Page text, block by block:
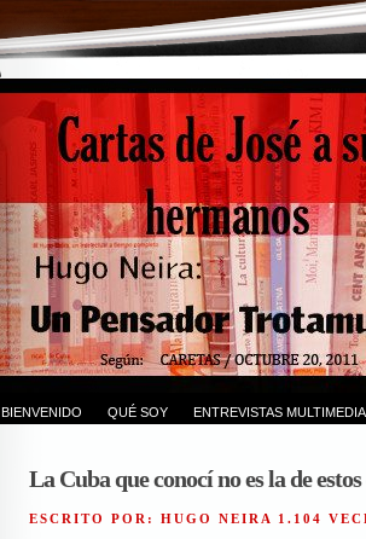
BIENVENIDO QUÉ SOY ENTREVISTAS MULTIMEDIA
La Cuba que conocí no es la de
ESCRITO POR: HUGO NEIRA 1.104